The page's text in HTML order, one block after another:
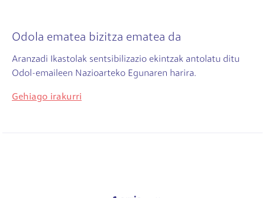
Odola ematea bizitza ematea da
Aranzadi Ikastolak sentsibilizazio ekintzak antolatu ditu
Odol-emaileen Nazioarteko Egunaren harira.
Gehiago irakurri